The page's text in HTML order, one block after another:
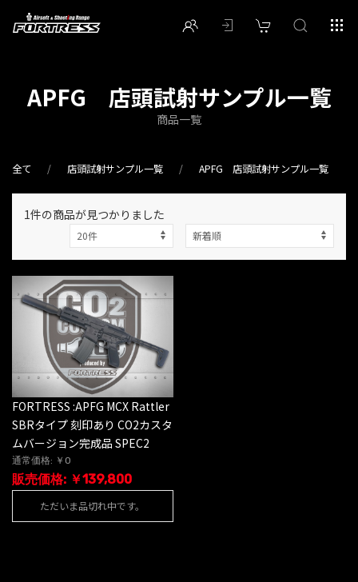
APFG 店頭試射サンプル一覧
商品一覧
全て 店頭試射サンプル一覧 APFG 店頭試射サンプル一覧
1件の商品が見つかりました
FORTRESS :APFG MCX Rattler
SBRタイプ 刻印あり CO2カスタ
ムバージョン完成品 SPEC2
通常価格: ￥0
販売価格: ￥139,800
ただいま品切れ中です。